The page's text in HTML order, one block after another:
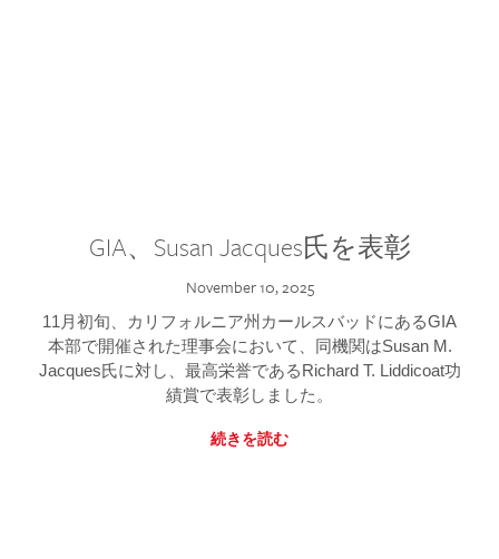
GIA、Susan Jacques氏を表彰
November 10, 2025
11月初旬、カリフォルニア州カールスバッドにあるGIA
本部で開催された理事会において、同機関はSusan M.
Jacques氏に対し、最高栄誉であるRichard T. Liddicoat功
績賞で表彰しました。
続きを読む